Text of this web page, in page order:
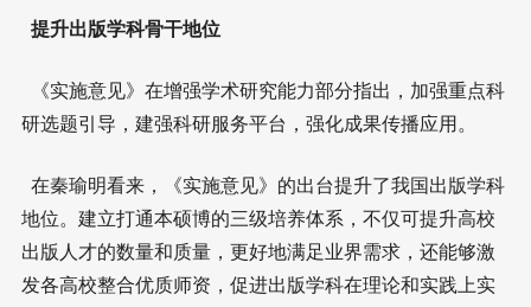
提升出版学科骨干地位
《实施意见》在增强学术研究能力部分指出，加强重点科
研选题引导，建强科研服务平台，强化成果传播应用。
在秦瑜明看来，《实施意见》的出台提升了我国出版学科
地位。建立打通本硕博的三级培养体系，不仅可提升高校
出版人才的数量和质量，更好地满足业界需求，还能够激
发各高校整合优质师资，促进出版学科在理论和实践上实